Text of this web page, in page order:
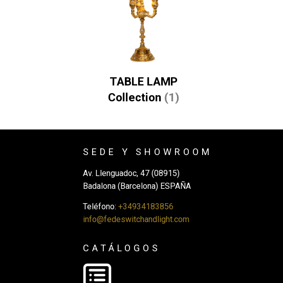
TABLE LAMP
Collection (1)
SEDE Y SHOWROOM
Av. Llenguadoc, 47 (08915)
Badalona (Barcelona) ESPAÑA
Teléfono: +34934183856
info@fedeswitchandlight.com
CATÁLOGOS